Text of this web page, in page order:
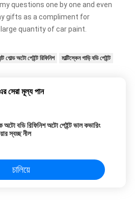
questions one by one and even
gifts as a compliment for
quantity of car paint.
গোল্ড অটো পেইন্ট রিফিনিশ মাল্টিস্কেন গাড়ি বডি পেইন্ট
সেরা মূল্য পান
অটো বডি রিফিনিশ অটো পেইন্ট ভাল কভারিং
স্বচ্ছ নীল
চালিয়ে